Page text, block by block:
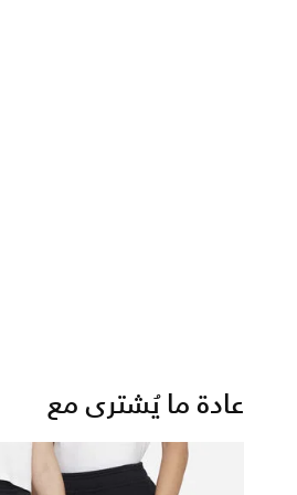
عادة ما يُشترى مع